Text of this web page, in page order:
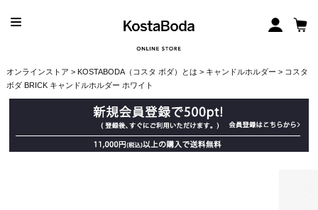
オンラインストア > KOSTABODA（コスタ ボダ）とは > キャンドルホルダー > コスタ
ボダ BRICK キャンドルホルダー ホワイト